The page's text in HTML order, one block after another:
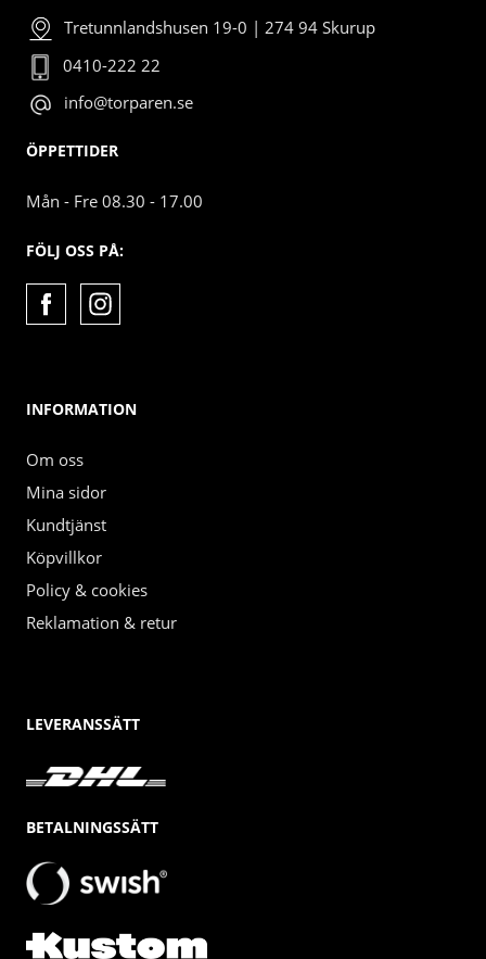
Tretunnlandshusen 19-0 | 274 94 Skurup
0410-222 22
info@torparen.se
ÖPPETTIDER
Mån - Fre 08.30 - 17.00
FÖLJ OSS PÅ:
INFORMATION
Om oss
Mina sidor
Kundtjänst
Köpvillkor
Policy & cookies
Reklamation & retur
LEVERANSSÄTT
BETALNINGSSÄTT